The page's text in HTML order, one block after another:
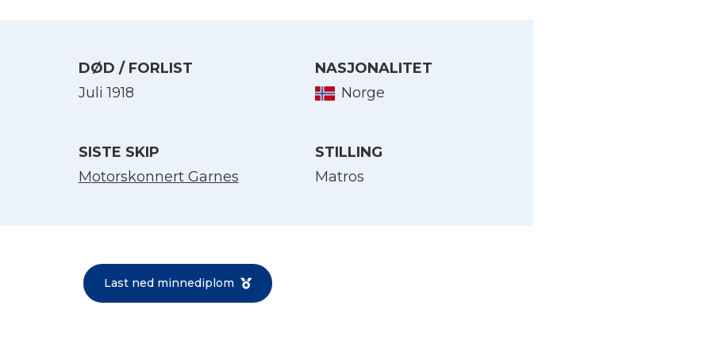
DØD / FORLIST
Juli 1918
NASJONALITET
Norge
SISTE SKIP
Motorskonnert Garnes
STILLING
Matros
Last ned minnediplom
Norsk bokmål